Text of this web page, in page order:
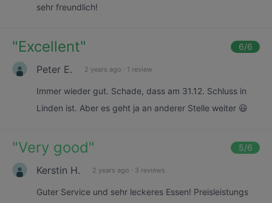
sehr freundlich!
"Excellent" 6/6
Peter E. 2 years ago · 1 review
Immer wieder gut. Schade, dass am 31.12. Schluss in
Linden ist. Aber es geht ja an anderer Stelle weiter 😃
"Very good" 5/6
Kerstin H. 2 years ago · 3 reviews
Guter Service und sehr leckeres Essen! Preisleistungs